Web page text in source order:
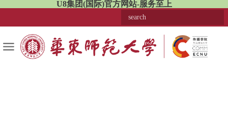
U8集团(国际)官方网站-服务至上